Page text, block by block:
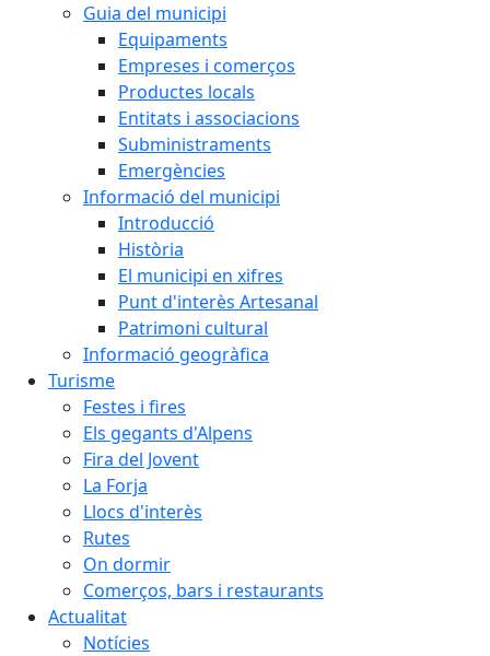
Guia del municipi
Equipaments
Empreses i comerços
Productes locals
Entitats i associacions
Subministraments
Emergències
Informació del municipi
Introducció
Història
El municipi en xifres
Punt d'interès Artesanal
Patrimoni cultural
Informació geogràfica
Turisme
Festes i fires
Els gegants d'Alpens
Fira del Jovent
La Forja
Llocs d'interès
Rutes
On dormir
Comerços, bars i restaurants
Actualitat
Notícies